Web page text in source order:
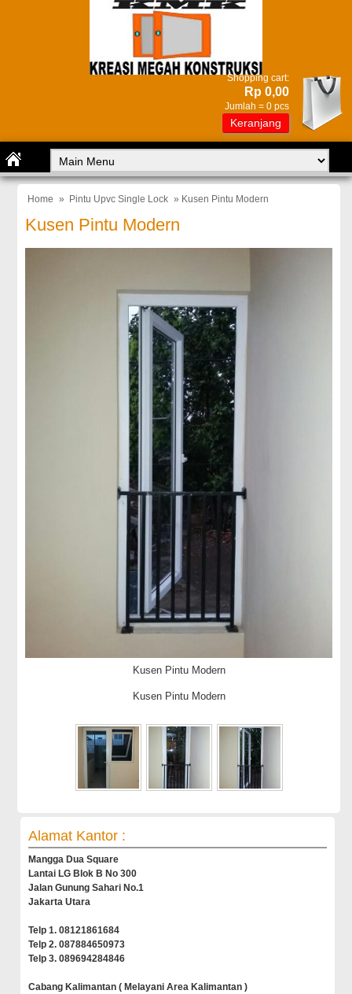
Shopping cart:
Rp 0,00
Jumlah = 0 pcs
Keranjang
Home » Pintu Upvc Single Lock » Kusen Pintu Modern
Kusen Pintu Modern
Kusen Pintu Modern
Kusen Pintu Modern
Alamat Kantor :
Mangga Dua Square
Lantai LG Blok B No 300
Jalan Gunung Sahari No.1
Jakarta Utara
Telp 1. 08121861684
Telp 2. 087884650973
Telp 3. 089694284846
Cabang Kalimantan ( Melayani Area Kalimantan )